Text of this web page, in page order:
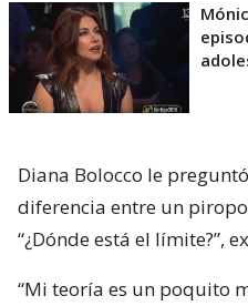
Diana Bolocco le
diferencia entre un
“¿Dónde está el límite?”,
“Mi teoría es un poquito